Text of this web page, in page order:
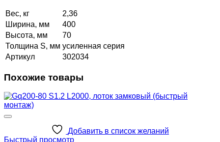
Вес, кг
2,36
Ширина, мм
400
Высота, мм
70
Толщина S, мм усиленная серия
Артикул
302034
Похожие товары
Добавить в список желаний
Быстрый просмотр